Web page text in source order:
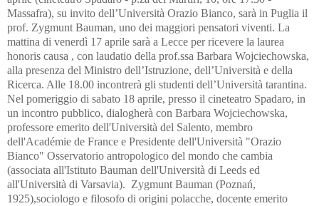
Massafra), su invito dell’Università Orazio Bianco, sarà in Puglia il
prof. Zygmunt Bauman, uno dei maggiori pensatori viventi. La
mattina di venerdì 17 aprile sarà a Lecce per ricevere la laurea
honoris causa , con laudatio della prof.ssa Barbara Wojciechowska,
alla presenza del Ministro dell’Istruzione, dell’Università e della
Ricerca. Alle 18.00 incontrerà gli studenti dell’Università tarantina.
Nel pomeriggio di sabato 18 aprile, presso il cineteatro Spadaro, in
un incontro pubblico, dialogherà con Barbara Wojciechowska,
professore emerito dell'Università del Salento, membro
dell'Académie de France e Presidente dell'Università "Orazio
Bianco" Osservatorio antropologico del mondo che cambia
(associata all'Istituto Bauman dell'Università di Leeds ed
all'Università di Varsavia). Zygmunt Bauman (Poznań,
1925),sociologo e filosofo di origini polacche, docente emerito